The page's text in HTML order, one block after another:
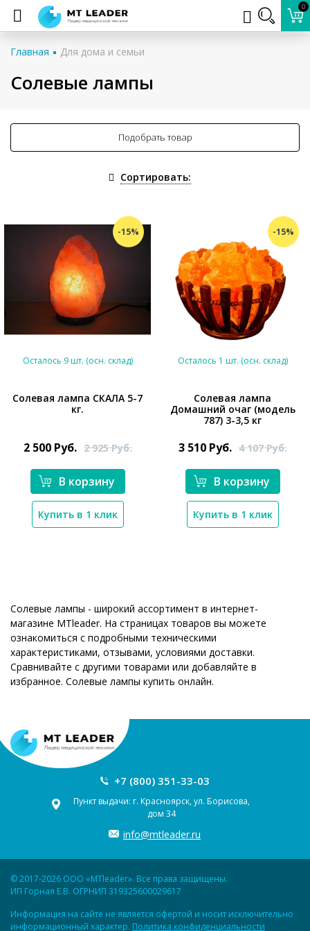
0
Главная Для дома и семьи
Солевые лампы
Подобрать товар
Сортировать:
-15%
*}
Осталось 9 шт. (осн. склад)
Солевая лампа СКАЛА 5-7
кг.
2 500 Руб. 2 925Руб.
В корзину
Купить в 1 клик
-15%
*}
Осталось 1 шт. (осн. склад)
Солевая лампа
Домашний очаг (модель
787) 3-3,5 кг
3 510 Руб. 4 107Руб.
В корзину
Купить в 1 клик
Солевые лампы - широкий ассортимент в интернет-
магазине MTleader. На страницах товаров вы можете
ознакомиться с подробными техническими
характеристиками, отзывами, условиями доставки.
Сравнивайте с другими товарами или добавляйте в
избранное. Солевые лампы купить онлайн.
+7 (800) 351-33-03
Пункт выдачи: г. Красноярск, ул. Борисова,
дом 34
info@mtleader.ru
© 2017-2026 ООО «MTleader». Все права защищены.
ИП Горная Е.В. ОГРНИП 319325600029617
Информация на сайте не является офертой и носит исключительно
информационный характер. Политика конфиденциальности